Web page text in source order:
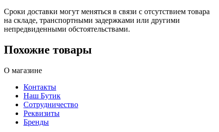
Сроки доставки могут меняться в связи с отсутствием товара
на складе, транспортными задержками или другими
непредвиденными обстоятельствами.
Похожие товары
О магазине
Контакты
Наш Бутик
Сотрудничество
Реквизиты
Бренды